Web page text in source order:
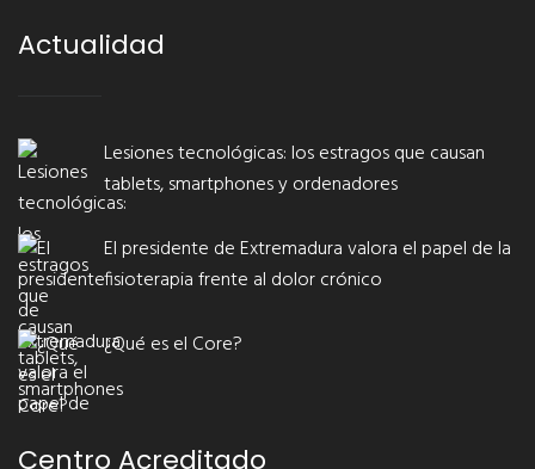
Actualidad
Lesiones tecnológicas: los estragos que causan
tablets, smartphones y ordenadores
El presidente de Extremadura valora el papel de la
fisioterapia frente al dolor crónico
¿Qué es el Core?
Centro Acreditado